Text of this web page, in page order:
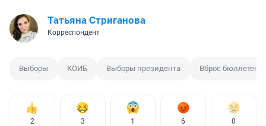
Татьяна Стриганова
Корреспондент
Выборы КОИБ Выборы президента Вброс
2 3 1 6 0